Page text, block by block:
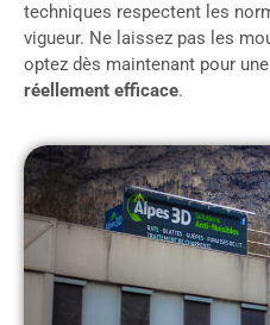
techniques respectent les
vigueur. Ne laissez pas les
optez dès maintenant pour une
réellement efficace.